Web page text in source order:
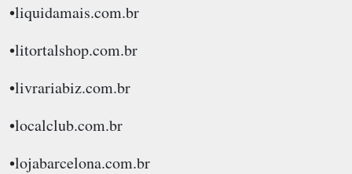
•liquidamais.com.br
•litortalshop.com.br
•livrariabiz.com.br
•localclub.com.br
•lojabarcelona.com.br